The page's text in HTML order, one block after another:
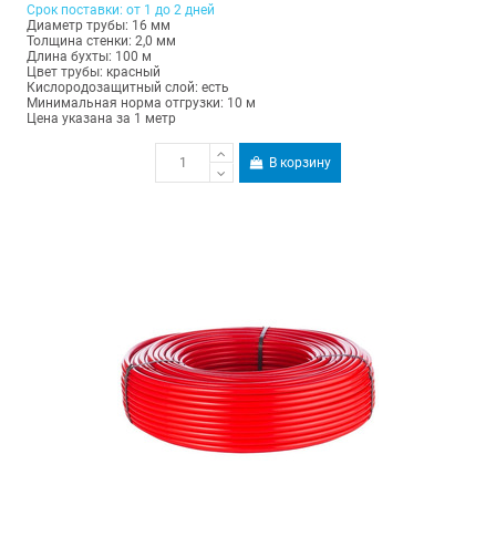
Срок поставки: от 1 до 2 дней
Диаметр трубы: 16 мм
Толщина стенки: 2,0 мм
Длина бухты: 100 м
Цвет трубы: красный
Кислородозащитный слой: есть
Минимальная норма отгрузки: 10 м
Цена указана за 1 метр
В корзину